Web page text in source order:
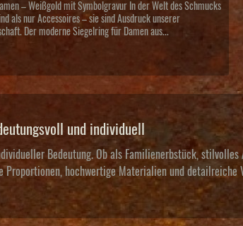
– Weißgold mit Symbolgravur In der Welt des Schmucks
als nur Accessoires – sie sind Ausdruck unserer
Der moderne Siegelring für Damen aus...
und individuell
Bedeutung. Ob als Familienerbstück,
Proportionen, hochwertige Materialien und